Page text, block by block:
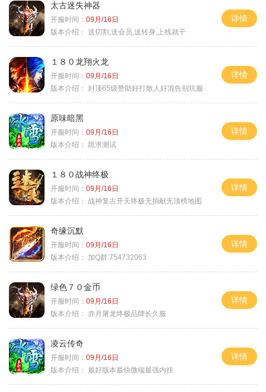
太古迷失神器
开服时间： 09月/16日
版本介绍： 送切割,送会员,送转身,上线就干
详情
１８０龙翔火龙
开服时间： 09月/16日
版本介绍： 封顶65级赞助好打散人好混告别坑服
详情
原味暗黑
开服时间： 09月/16日
版本介绍： 跪求测试
详情
１８０战神终极
开服时间： 09月/16日
版本介绍： 战神复古开天终极无捐献无顶榜地图
详情
奇缘沉默
开服时间： 09月/16日
版本介绍：
加Q群:754732063
详情
绿色７０金币
开服时间： 09月/16日
版本介绍： 赤月屠龙终极品牌长久服
详情
凌云传奇
开服时间： 09月/16日
版本介绍： 最好版本最快微端最强内挂
详情